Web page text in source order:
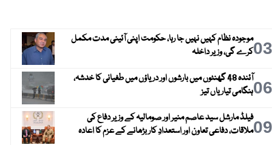
03موجودہ نظام کہیں نہیں جا رہا، حکومت اپنی آئینی مدت مکمل
کرے گی، وزیر داخلہ
06
آئندہ 48 گھنٹوں میں بارشوں اور دریاؤں میں طغیانی کا خدشہ،
ہنگامی تیاریاں تیز
09فیلڈ مارشل سید عاصم منیر اور صومالیہ کے وزیر دفاع کی
ملاقات، دفاعی تعاون اور استعدادِ کار بڑھانے کے عزم کا اعادہ